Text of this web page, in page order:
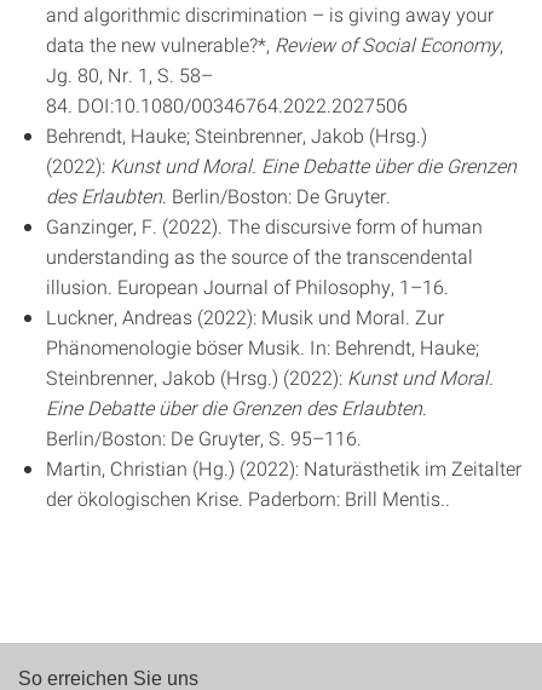
and algorithmic discrimination – is giving away your
data the new vulnerable?*, Review of Social Economy,
Jg. 80, Nr. 1, S. 58–
84. DOI:10.1080/00346764.2022.2027506
Behrendt, Hauke; Steinbrenner, Jakob (Hrsg.)
(2022): Kunst und Moral. Eine Debatte über die Grenzen
des Erlaubten . Berlin/Boston: De Gruyter.
Ganzinger, F. (2022). The discursive form of human
understanding as the source of the transcendental
illusion. European Journal of Philosophy, 1–16.
Luckner, Andreas (2022): Musik und Moral. Zur
Phänomenologie böser Musik. In: Behrendt, Hauke;
Steinbrenner, Jakob (Hrsg.) (2022): Kunst und Moral.
Eine Debatte über die Grenzen des Erlaubten
Berlin/Boston: De Gruyter, S. 95–116.
Martin, Christian (Hg.) (2022): Naturästhetik im Zeitalter
der ökologischen Krise. Paderborn: Brill Mentis..
So erreichen Sie uns